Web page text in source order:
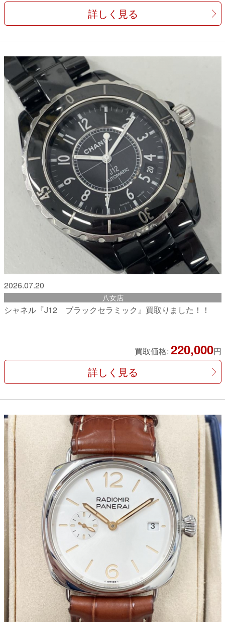
詳しく見る
2026.07.20
八女店
シャネル『J12 ブラックセラミック』買取りました！！
買取価格: 220,000円
詳しく見る